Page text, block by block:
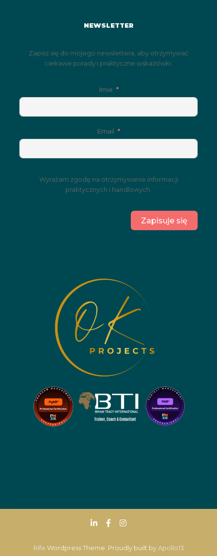
NEWSLETTER
Zapisz się do mojego newslettera, aby otrzymywać
ciekawe porady i praktyczne wskazówki.
Imie
Email
Wyrażam zgodę na otrzymywanie informacji
praktycznych i handlowych.
Zapisuje się
Rife Wordpress Theme. Proudly built byApollo13